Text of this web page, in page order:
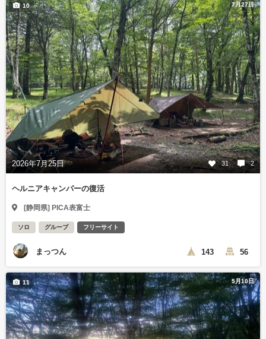
7月27日
2026年7月25日 31 2
10
ヘルニアキャンパーの復活
[静岡県] PICA表富士
ソロ グループ フリーサイト
まっつん 143 56
5月10日
11